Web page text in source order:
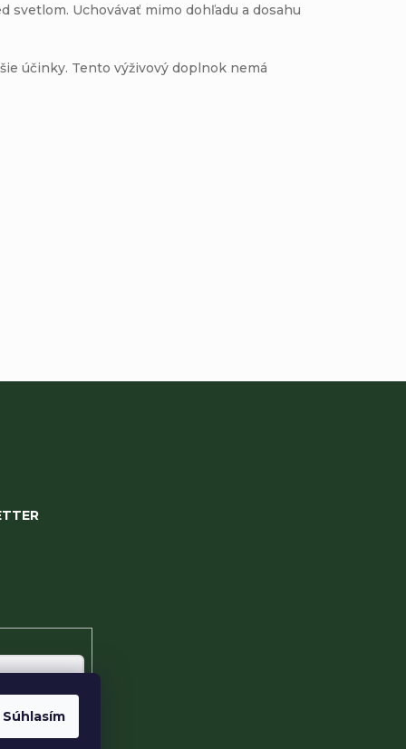
Súhlasím
svetlom. Uchovávať mimo dohľadu a dosahu
účinky. Tento výživový doplnok nemá
s
údajov